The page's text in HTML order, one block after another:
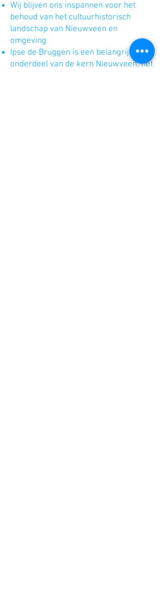
Wij blijven ons inspannen voor het
behoud van het cultuurhistorisch
landschap van Nieuwveen en
omgeving
Ipse de Bruggen is een belangrijk
onderdeel van de kern Nieuwveen; het